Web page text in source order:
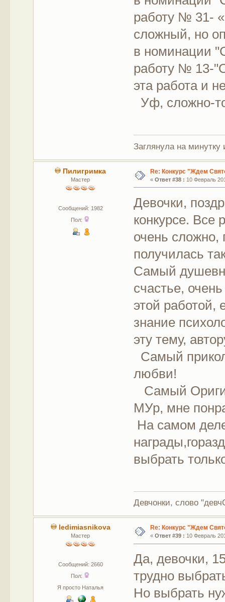
работу № 31-
сложный, но
в номинации
работу № 13-
эта работа и
Уф, сложно-
Заглянула на минутку
Пилигримка
Мастер
Сообщений: 1982
Пол:
Re: Конкурс "Ждем
« Ответ #38 : 10 Февраль
Девочки,
конкурсе. Все
очень сложно,
получилась
Самый
счастье,
этой работой,
знание
эту тему,
Самый
любви!
Самый
МУр, мне
На самом
выбрать
Девчонки, слово
ledimiasnikova
Мастер
Сообщений: 2660
Пол:
Я просто Наталья
Re: Конкурс "Ждем
« Ответ #39 : 10 Февраль
Да, девочки,
трудно
Но выбрать